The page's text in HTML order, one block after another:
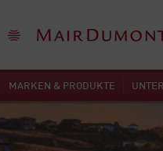
MARKEN & PRODUKTE